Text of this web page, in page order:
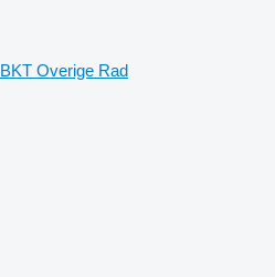
BKT Overige Rad